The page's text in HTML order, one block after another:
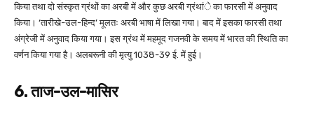
किया तथा दो संस्कृत ग्रंथों का अरबी में और कुछ अरबी ग्रंथांे का फारसी में अनुवाद
किया। ‘तारीखे-उल-हिन्द’ मूलतः अरबी भाषा में लिखा गया। बाद में इसका फारसी तथा
अंग्रेजी में अनुवाद किया गया। इस ग्रंथ में महमूद गजनवी के समय में भारत की स्थिति का
वर्णन किया गया है। अलबरूनी की मृत्यु 1038-39 ई. में हुई।
6. ताज-उल-मासिर